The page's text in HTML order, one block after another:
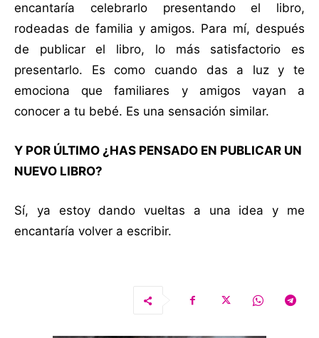
encantaría celebrarlo presentando el libro,
rodeadas de familia y amigos. Para mí, después
de publicar el libro, lo más satisfactorio es
presentarlo. Es como cuando das a luz y te
emociona que familiares y amigos vayan a
conocer a tu bebé. Es una sensación similar.
Y POR ÚLTIMO ¿HAS PENSADO EN PUBLICAR UN
NUEVO LIBRO?
Sí, ya estoy dando vueltas a una idea y me
encantaría volver a escribir.